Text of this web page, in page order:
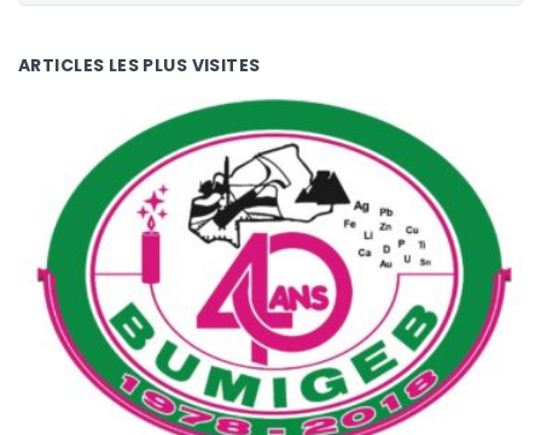
ARTICLES LES PLUS VISITES